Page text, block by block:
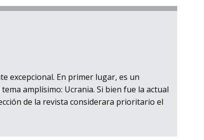
excepcional. En primer lugar, es un
amplísimo: Ucrania. Si bien fue la actual
de la revista considerara prioritario el